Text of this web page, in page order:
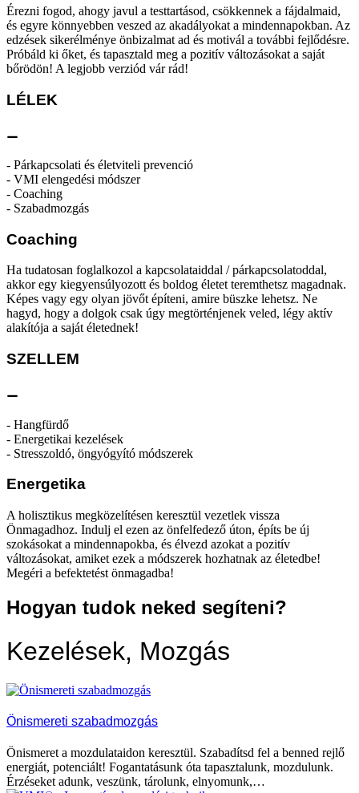
Érezni fogod, ahogy javul a testtartásod, csökkennek a fájdalmaid,
és egyre könnyebben veszed az akadályokat a mindennapokban. Az
edzések sikerélménye önbizalmat ad és motivál a további fejlődésre.
Próbáld ki őket, és tapasztald meg a pozitív változásokat a saját
bőrödön! A legjobb verziód vár rád!
LÉLEK
⚊
- Párkapcsolati és életviteli prevenció
- VMI elengedési módszer
- Coaching
- Szabadmozgás
Coaching
Ha tudatosan foglalkozol a kapcsolataiddal / párkapcsolatoddal,
akkor egy kiegyensúlyozott és boldog életet teremthetsz magadnak.
Képes vagy egy olyan jövőt építeni, amire büszke lehetsz. Ne
hagyd, hogy a dolgok csak úgy megtörténjenek veled, légy aktív
alakítója a saját életednek!
SZELLEM
⚊
- Hangfürdő
- Energetikai kezelések
- Stresszoldó, öngyógyító módszerek
Energetika
A holisztikus megközelítésen keresztül vezetlek vissza
Önmagadhoz. Indulj el ezen az önfelfedező úton, építs be új
szokásokat a mindennapokba, és élvezd azokat a pozitív
változásokat, amiket ezek a módszerek hozhatnak az életedbe!
Megéri a befektetést önmagadba!
Hogyan tudok neked segíteni?
Kezelések, Mozgás
Önismereti szabadmozgás
Önismeret a mozdulataidon keresztül. Szabadítsd fel a benned rejlő
energiát, potenciált! Fogantatásunk óta tapasztalunk, mozdulunk.
Érzéseket adunk, veszünk, tárolunk, elnyomunk,…